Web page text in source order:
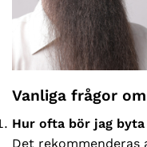
Vanliga frågor
Hur ofta bör jag
Det